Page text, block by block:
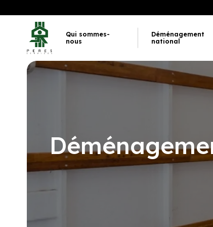
Qui sommes-
nous
Déménagement
national